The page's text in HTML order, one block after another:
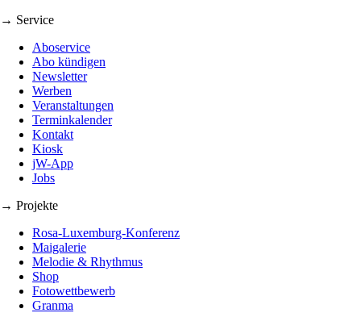
→ Service
Aboservice
Abo kündigen
Newsletter
Werben
Veranstaltungen
Terminkalender
Kontakt
Kiosk
jW-App
Jobs
→ Projekte
Rosa-Luxemburg-Konferenz
Maigalerie
Melodie & Rhythmus
Shop
Fotowettbewerb
Granma